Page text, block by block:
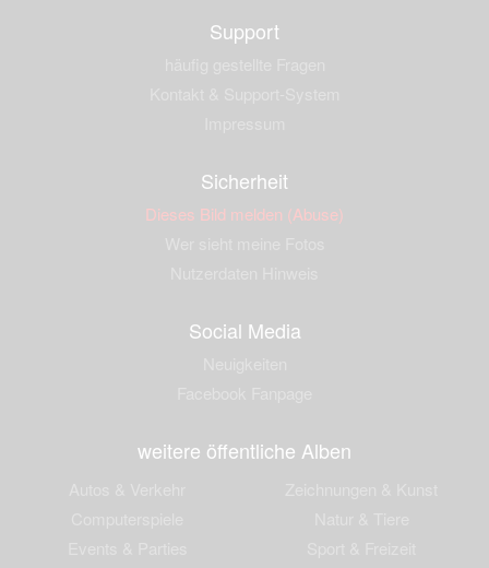
Support
Sicherheit
Dieses Bild melden (Abuse)
Social Media
weitere öffentliche Alben